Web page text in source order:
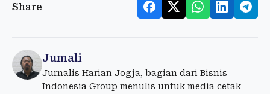
Share
Jumali
Jurnalis Harian Jogja, bagian dari Bisnis
Indonesia Group menulis untuk media cetak